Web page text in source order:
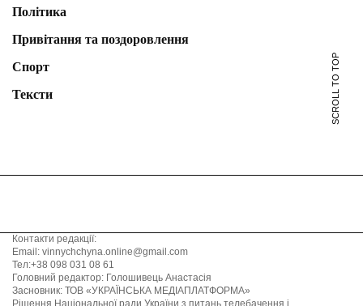
Політика
Привітання та поздоровлення
Спорт
Тексти
SCROLL TO TOP
Контакти редакції:
Email: vinnychchyna.online@gmail.com
Тел:+38 098 031 08 61
Головний редактор: Голошивець Анастасія
Засновник: ТОВ «УКРАЇНСЬКА МЕДІАПЛАТФОРМА»
Рішення Національної ради України з питань телебачення і